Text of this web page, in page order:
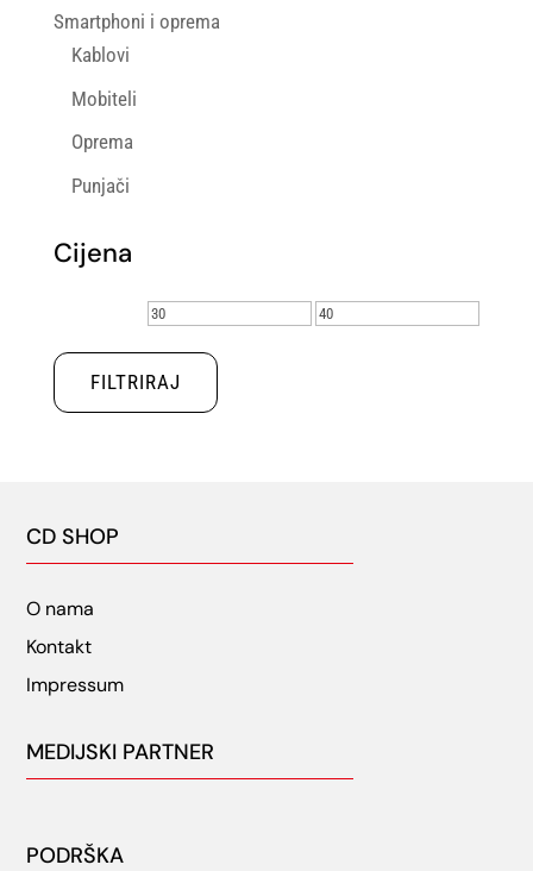
Smartphoni i oprema
Kablovi
Mobiteli
Oprema
Punjači
Cijena
Min
cijena
Maks
FILTRIRAJ
CD SHOP
O nama
Kontakt
Impressum
MEDIJSKI PARTNER
PODRŠKA